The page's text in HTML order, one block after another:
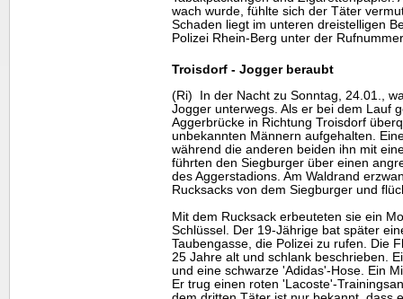
wach wurde, fühlte sich der Täter
Schaden liegt im unteren dreistelligen
Polizei Rhein-Berg unter der
Troisdorf - Jogger beraubt
(Ri) In der Nacht zu Sonntag, 24.01.,
Jogger unterwegs. Als er bei dem Lauf
Aggerbrücke in Richtung Troisdorf
unbekannten Männern aufgehalten.
während die anderen beiden ihn mit
führten den Siegburger über einen
des Aggerstadions. Am Waldrand
Rucksacks von dem Siegburger und
Mit dem Rucksack erbeuteten sie ein
Schlüssel. Der 19-Jährige bat später
Taubengasse, die Polizei zu rufen. Die
25 Jahre alt und schlank beschrieben.
und eine schwarze 'Adidas'-Hose. Ein
Er trug einen roten 'Lacoste'-